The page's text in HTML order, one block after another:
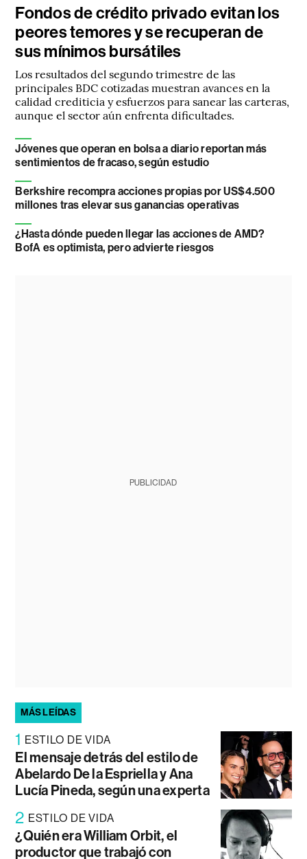
Fondos de crédito privado evitan los
peores temores y se recuperan de
sus mínimos bursátiles
Los resultados del segundo trimestre de las
principales BDC cotizadas muestran avances en la
calidad crediticia y esfuerzos para sanear las carteras,
aunque el sector aún enfrenta dificultades.
Jóvenes que operan en bolsa a diario reportan más
sentimientos de fracaso, según estudio
Berkshire recompra acciones propias por US$4.500
millones tras elevar sus ganancias operativas
¿Hasta dónde pueden llegar las acciones de AMD?
BofA es optimista, pero advierte riesgos
PUBLICIDAD
MÁS LEÍDAS
1 ESTILO DE VIDA
El mensaje detrás del estilo de
Abelardo De la Espriella y Ana
Lucía Pineda, según una experta
2 ESTILO DE VIDA
¿Quién era William Orbit, el
productor que trabajó con